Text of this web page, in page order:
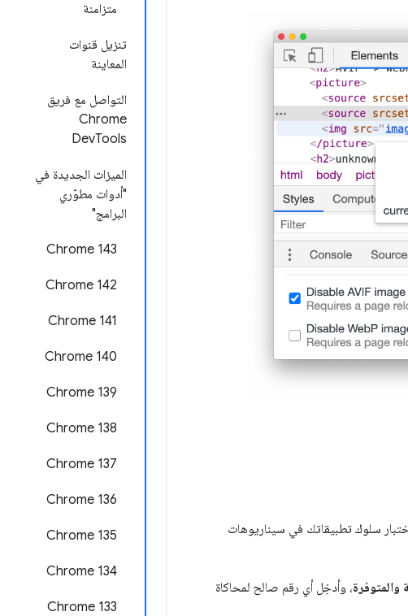
متزامنة
تنزيل قنوات
المعاينة
التواصل مع فريق
Chrome
DevTools
الميزات الجديدة في
"أدوات مطوّري
البرامج"
Chrome 143
Chrome 142
‫Chrome 141
Chrome 140
‫Chrome 139
‫Chrome 138
‫Chrome 137
Chrome 136
Chrome 135
‫Chrome 134
‫Chrome 133
سلوك تطبيقاتك في سيناريوهات
، وأدخِل أي رقم صالح لمحاكاة